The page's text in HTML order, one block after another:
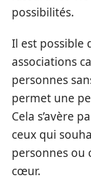
possibilités.
Il est possible
associations
personnes
permet une
Cela s’avère
ceux qui
personnes ou
cœur.